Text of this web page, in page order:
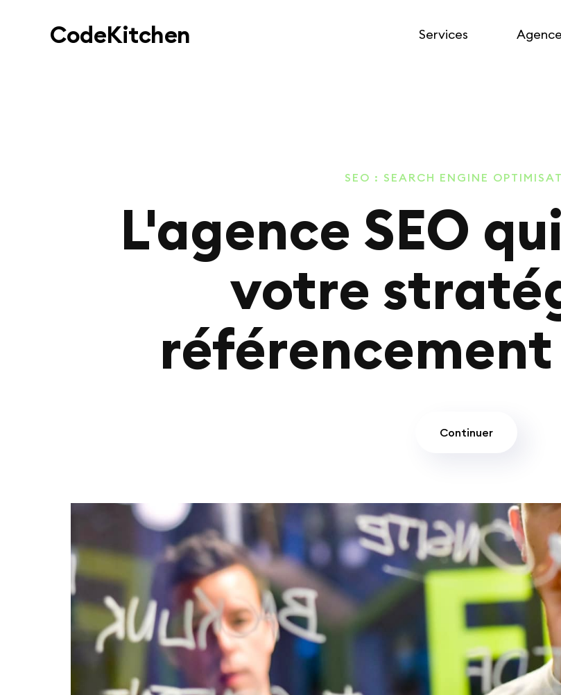
CodeKitchen Services Agence
SEO : SEARCH ENGINE
L'agence SEO
votre
Continuer